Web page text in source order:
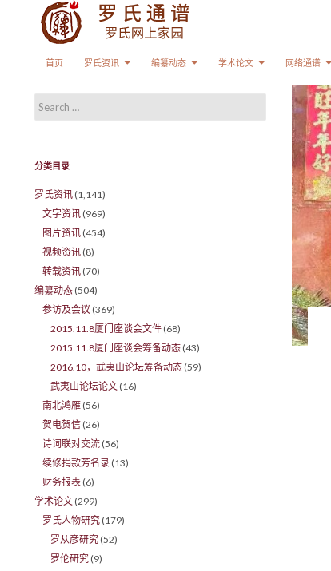
首页
罗氏资讯 编纂动态 学术论文 网络通谱
Search for:
分类目录
罗氏资讯 (1,141)
文字资讯 (969)
图片资讯 (454)
视频资讯 (8)
转载资讯 (70)
编纂动态 (504)
参访及会议 (369)
2015.11.8厦门座谈会文件 (68)
2015.11.8厦门座谈会筹备动态 (43)
2016.10，武夷山论坛筹备动态 (59)
武夷山论坛论文 (16)
南北鸿雁 (56)
贺电贺信 (26)
诗词联对交流 (56)
续修捐款芳名录 (13)
财务报表 (6)
学术论文 (299)
罗氏人物研究 (179)
罗从彦研究 (52)
罗伦研究 (9)